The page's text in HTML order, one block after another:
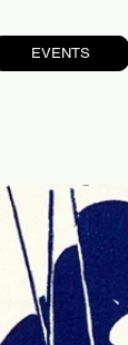
EVENTS